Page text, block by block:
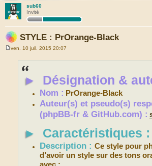
sub60
Invité
STYLE : PrOrange-Black
ven. 10 juil. 2015 20:07
► Désignation &
Nom : PrOrange-Black
Auteur(s) et pseudo(s)
(phpBB-fr & GitHub.com) :
► Caractéristiques :
Description :Ce style pour
d’avoir un style sur des tons
avec :